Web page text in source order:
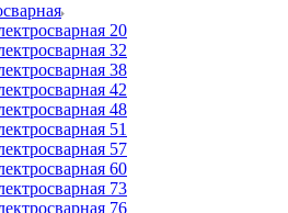
20
32
38
42
48
51
57
60
73
76